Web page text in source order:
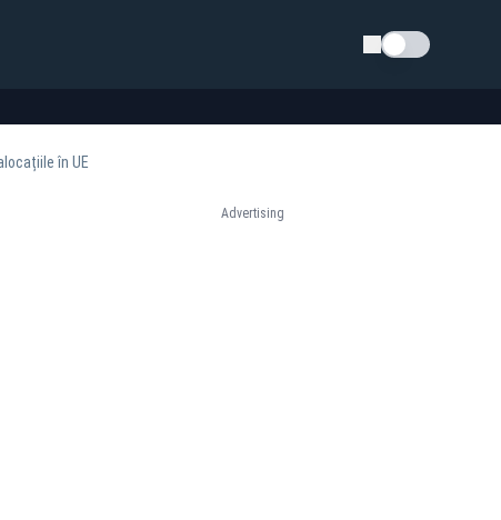
Schimba tema
în UE
Advertising